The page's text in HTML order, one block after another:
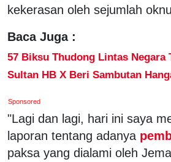
kekerasan oleh sejumlah
Baca Juga :
57 Biksu Thudong Lintas Negara
Sultan HB X Beri Sambutan
Sponsored
"Lagi dan lagi, hari ini saya
laporan tentang adanya
paksa yang dialami oleh